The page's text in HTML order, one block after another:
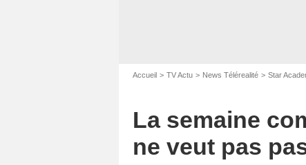
Accueil TV Actu News Télérealité Star
La semaine
ne veut pas